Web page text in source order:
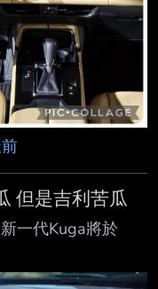
但是吉利苦瓜
一代Kuga將於
2582222-1-